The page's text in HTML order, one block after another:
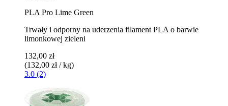
PLA Pro Lime Green
Trwały i odporny na uderzenia filament PLA o barwie
limonkowej zieleni
132,00 zł
(132,00 zł / kg)
3.0 (2)